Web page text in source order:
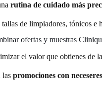
rutina de cuidado más
de limpiadores, tónicos e
ofertas y muestras
el valor que obtienes de
las promociones con